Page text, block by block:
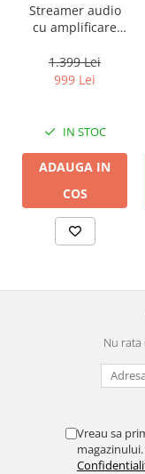
Streamer audio
cu amplificare
A50+, LAN /Wi-Fi
/Bluetooth,
1.399 Lei
999 Lei
IN STOC
ADAUGA IN
COS
Nu
Vreau sa